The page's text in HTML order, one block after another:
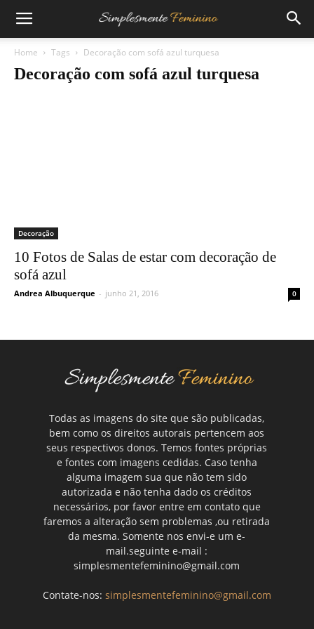
Home Tags Decoração com sofá azul turquesa
Decoração com sofá azul turquesa
Decoração
10 Fotos de Salas de estar com decoração de
sofá azul
Andrea Albuquerque - junho 21, 2016 0
Todas as imagens do site que são publicadas,
bem como os direitos autorais pertencem aos
seus respectivos donos. Temos fontes próprias
e fontes com imagens cedidas. Caso tenha
alguma imagem sua que não tem sido
autorizada e não tenha dado os créditos
necessários, por favor entre em contato que
faremos a alteração sem problemas ,ou retirada
da mesma. Somente nos envi-e um e-
mail.seguinte e-mail :
simplesmentefeminino@gmail.com
Contate-nos: simplesmentefeminino@gmail.com